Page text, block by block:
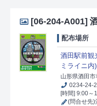
[06-204-A001]
配布場所
酒田駅前観
ミライニ内)
山形県酒田
0234-24-
[時間] 9:00～
(問合せ先)